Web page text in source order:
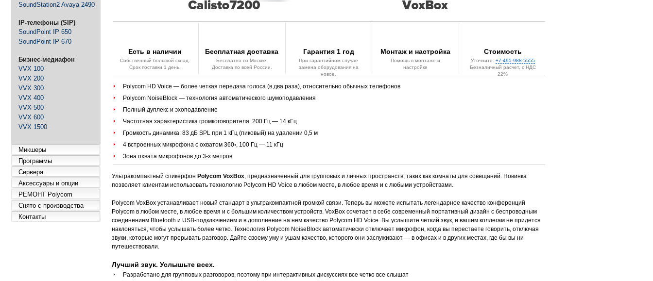
SoundStation2 Avaya 2490
IP-телефоны (SIP)
SoundPoint IP 650
SoundPoint IP 670
Бизнес-медиафон
VVX 100
VVX 200
VVX 300
VVX 400
VVX 500
VVX 600
VVX 1500
Микшеры
Программы
Сервера
Аксессуары и опции
РЕМОНТ Polycom
Снято с производства
Контакты
Есть в наличии
Собственный большой склад.
Срок поставки 1 день.
Бесплатная доставка
Бесплатно по Москве.
Доставка по всей России.
Гарантия 1 год
При гарантийном случае
замена оборудования на
новое.
Монтаж и настройка
Помощь в монтаже и
настройке
Стоимость
Уточните: +7-495-988-5555
Безналичный расчет, с НДС
22%
Polycom HD Voice — более четкая передача голоса (в два раза), относительно обычных телефонов
Polycom NoiseBlock — технология автоматического шумоподавления
Полный дуплекс и эхоподавление
Частотная характеристика громкоговорителя: 200 Гц — 14 кГц
Громкость динамика: 83 дБ SPL при 1 кГц (пиковый) на удалении 0,5 м
4 встроенных микрофона с охватом 360◦, 100 Гц — 11 кГц
Зона охвата микрофонов до 3-х метров
Ультракомпактный спикерфон Polycom VoxBox, предназначенный для групповых и личных пространств, таких как комнаты для совещаний. Новинка
позволяет клиентам использовать технологию Polycom HD Voice в любом месте, в любое время и с любыми устройствами.
Polycom VoxBox устанавливает новый стандарт в ультракомпактной громкой связи. Теперь вы можете испытать легендарное качество конференций
Polycom в любом месте, в любое время и с большим количеством устройств. VoxBox сочетает в себе современный портативный дизайн с беспроводным
соединением Bluetooth и USB-подключением и в дополнение на нем качество Polycom HD Voice. Вы услышите четкий звук, и вашим коллегам не придется
наклоняться, чтобы услышать более четко. Технология Polycom NoiseBlock автоматически отключает микрофон, когда вы перестаете говорить, отключая
звуки, которые могут прерывать разговор. Дайте своему уму и ушам качество, которого они заслуживают — в офисах и в других местах, где бы вы ни
путешествовали.
Лучший звук. Услышьте всех.
Разработано для групповых разговоров, поэтому при интерактивных дискуссиях все четко все слышат